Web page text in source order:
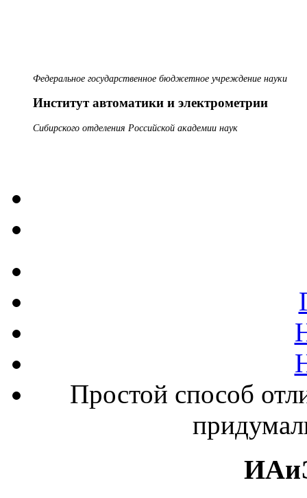
Федеральное государственное бюджетное учреждение науки
Институт автоматики и электрометрии
Сибирского отделения Российской академии наук
Простой способ